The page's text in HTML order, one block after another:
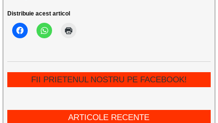
Distribuie acest articol
FII PRIETENUL NOSTRU PE FACEBOOK!
ARTICOLE RECENTE